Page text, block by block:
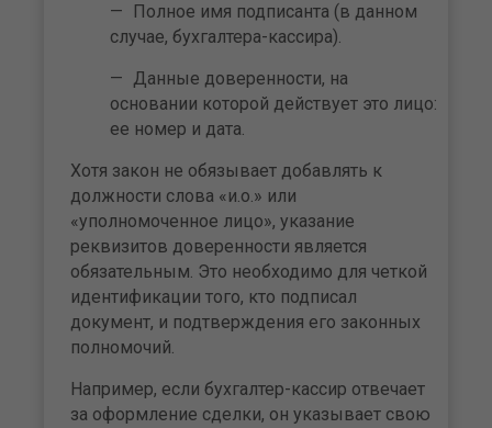
Полное имя подписанта (в данном
случае, бухгалтера-кассира).
Данные доверенности, на
основании которой действует это лицо:
ее номер и дата.
Хотя закон не обязывает добавлять к
должности слова «и.о.» или
«уполномоченное лицо», указание
реквизитов доверенности является
обязательным. Это необходимо для четкой
идентификации того, кто подписал
документ, и подтверждения его законных
полномочий.
Например, если бухгалтер-кассир отвечает
за оформление сделки, он указывает свою